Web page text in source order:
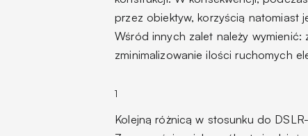
przez obiektyw, korzyścią natomiast
Wśród innych zalet należy
zminimalizowanie ilości ruchomych
1
Kolejną różnicą w stosunku do